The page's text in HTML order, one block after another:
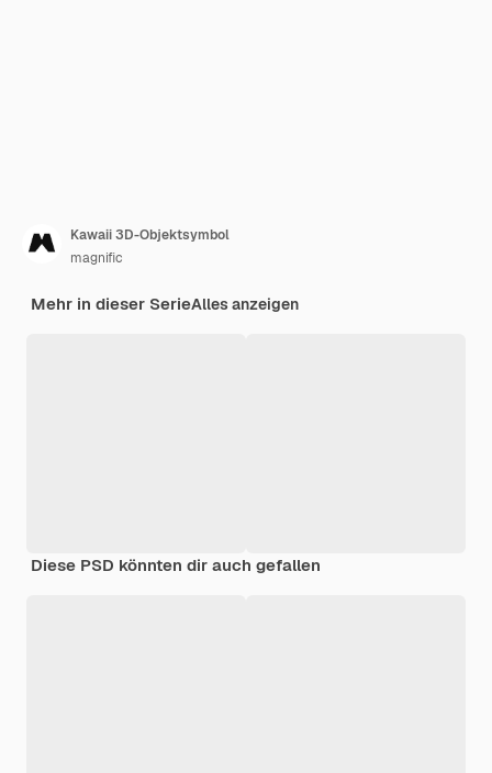
Kawaii 3D-Objektsymbol
magnific
Mehr in dieser SerieAlles anzeigen
Diese PSD könnten dir auch gefallen